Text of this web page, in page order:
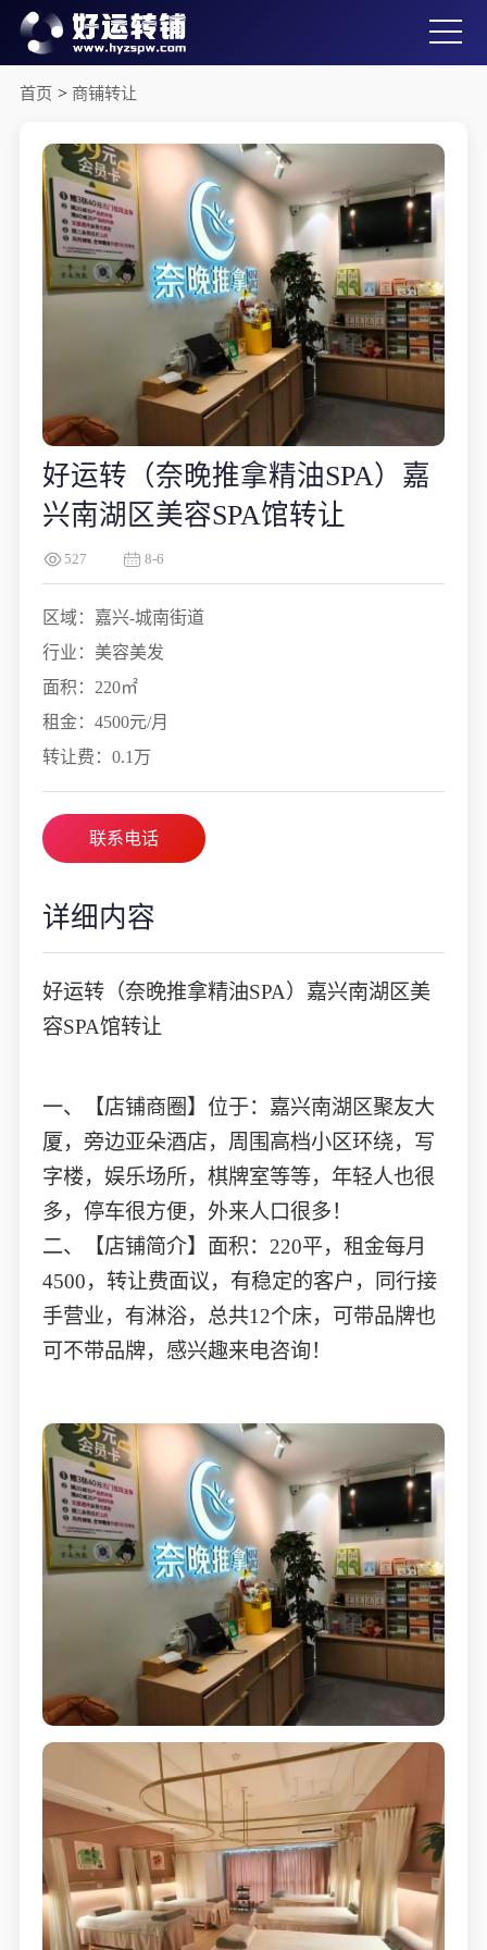
首页 > 商铺转让
好运转（奈晚推拿精油SPA）嘉
兴南湖区美容SPA馆转让
527 8-6
区域：嘉兴-城南街道
行业：美容美发
面积：220㎡
租金：4500元/月
转让费：0.1万
联系电话
详细内容
好运转（奈晚推拿精油SPA）嘉兴南湖区美
容SPA馆转让
一、【店铺商圈】位于：嘉兴南湖区聚友大
厦，旁边亚朵酒店，周围高档小区环绕，写
字楼，娱乐场所，棋牌室等等，年轻人也很
多，停车很方便，外来人口很多！
二、【店铺简介】面积：220平，租金每月
4500，转让费面议，有稳定的客户，同行接
手营业，有淋浴，总共12个床，可带品牌也
可不带品牌，感兴趣来电咨询！